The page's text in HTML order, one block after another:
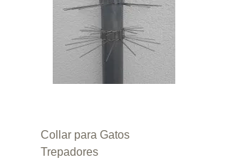
Collar para Gatos
Trepadores